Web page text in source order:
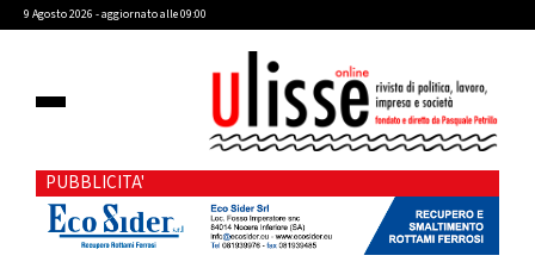
9 Agosto 2026 - aggiornato alle 09:00
PUBBLICITA'